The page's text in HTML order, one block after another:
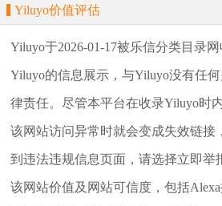
Yiluyo价值评估
Yiluyo于2026-01-17被乐信分类目录
Yiluyo的信息展示，与Yiluyo没有任
律责任。尽管本平台在收录Yiluyo时
该网站访问异常时就会变成失效链接
到违法违规信息页面，请选择立即举
该网站价值及网站可信度，包括